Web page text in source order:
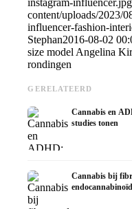
instagram-influencer.jpg
content/uploads/2023/
influencer-fashion-
Stephan2016-08-02
size model Angelina
rondingen
GERELATEERD
Cannabis en
studies tonen
Cannabis bij